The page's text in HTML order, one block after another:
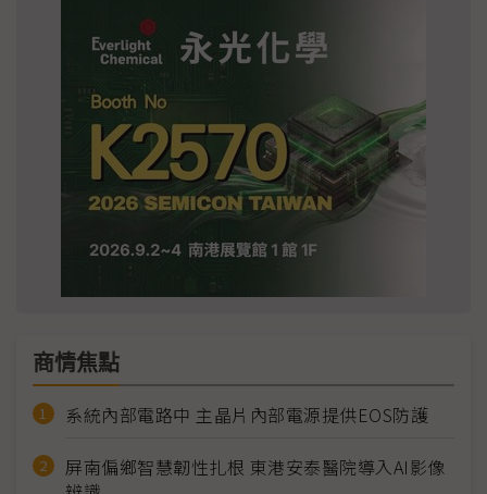
商情焦點
系統內部電路中 主晶片內部電源提供EOS防護
屏南偏鄉智慧韌性扎根 東港安泰醫院導入AI影像